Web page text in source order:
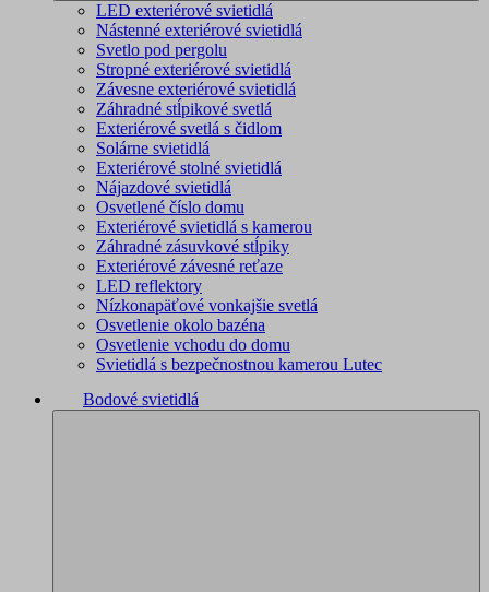
LED exteriérové svietidlá
Nástenné exteriérové svietidlá
Svetlo pod pergolu
Stropné exteriérové svietidlá
Závesne exteriérové svietidlá
Záhradné stĺpikové svetlá
Exteriérové svetlá s čidlom
Solárne svietidlá
Exteriérové stolné svietidlá
Nájazdové svietidlá
Osvetlené číslo domu
Exteriérové svietidlá s kamerou
Záhradné zásuvkové stĺpiky
Exteriérové závesné reťaze
LED reflektory
Nízkonapäťové vonkajšie svetlá
Osvetlenie okolo bazéna
Osvetlenie vchodu do domu
Svietidlá s bezpečnostnou kamerou Lutec
Bodové svietidlá